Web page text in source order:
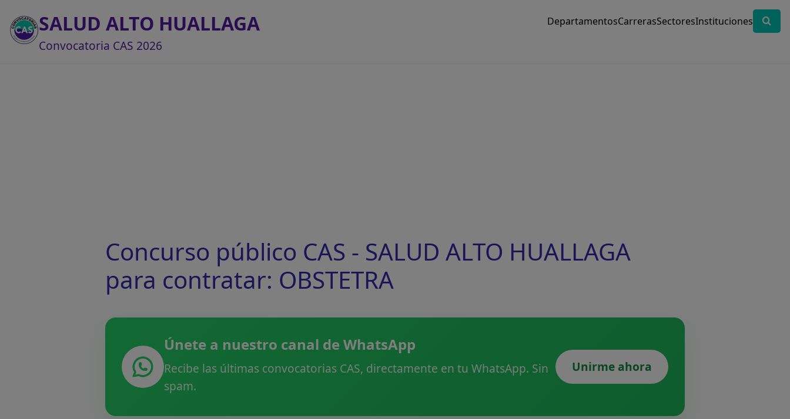
SALUD ALTO HUALLAGA
Convocatoria CAS 2026
DepartamentosCarrerasSectoresInstituciones
Concurso público CAS - SALUD ALTO HUALLAGA
para contratar: OBSTETRA
Únete a nuestro canal de WhatsApp
Recibe las últimas convocatorias CAS, directamente en tu WhatsApp. Sin
spam.
Unirme ahora